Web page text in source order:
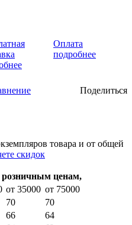
Оплата
подробнее
Поделиться
товара и от общей
скидок
розничным ценам,
от 35000 от 75000
70
70
66
64